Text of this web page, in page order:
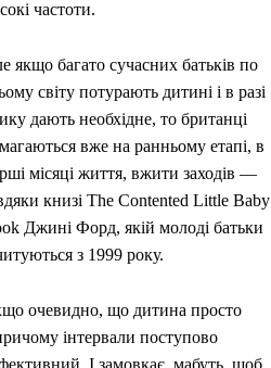
частоти.
якщо багато сучасних батьків по
світу потурають дитині і в разі
дають необхідне, то британці
вже на ранньому етапі, в
місяці життя, вжити заходів —
книзі The Contented Little Baby
Джині Форд, якій молоді батьки
з 1999 року.
очевидно, що дитина просто
інтервали поступово
І замовкає, мабуть, щоб